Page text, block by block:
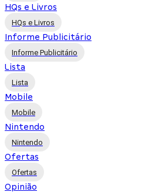
HQs e Livros
HQs e Livros
Informe Publicitário
Informe Publicitário
Lista
Lista
Mobile
Mobile
Nintendo
Nintendo
Ofertas
Ofertas
Opinião